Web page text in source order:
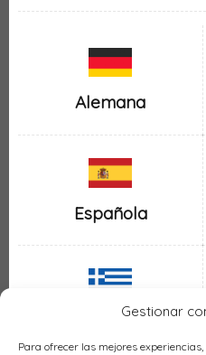
Gestionar
Para ofrecer las mejores
Alemana
Española
Griega